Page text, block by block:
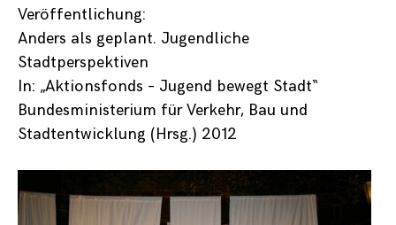
Veröffentlichung:
Anders als geplant. Jugendliche
Stadtperspektiven
In: „Aktionsfonds – Jugend bewegt Stadt“
Bundesministerium für Verkehr, Bau und
Stadtentwicklung (Hrsg.) 2012
ausschließen,
der Seite
eingeschränkt
sein oder
bestimmte
können nicht
korrekt
angezeigt